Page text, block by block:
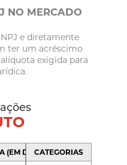
NO MERCADO
e diretamente
ter um acréscimo
exigida para
(EM DIAS)CATEGORIAS